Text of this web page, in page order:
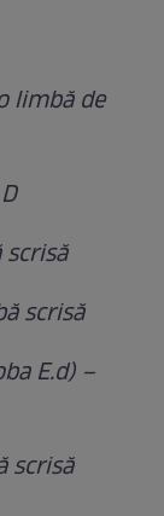
limbă de
scrisă
E.d) –
scrisă